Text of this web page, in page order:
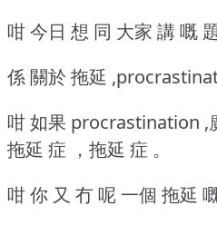
咁 今日 想 同 大家 講 嘅
係 關於 拖延
咁 如果 procrastination ,
拖延 症 ，拖延 症 。
咁 你 又 冇 呢 一個 拖延